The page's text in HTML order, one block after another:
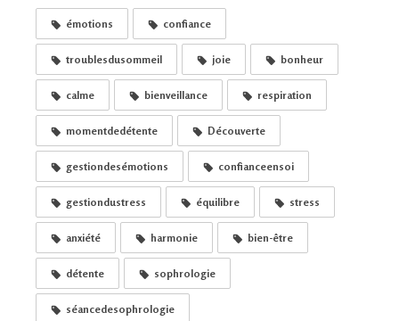
émotions confiance
troublesdusommeil joie bonheur
calme bienveillance respiration
momentdedétente Découverte
gestiondesémotions confianceensoi
gestiondustress équilibre stress
anxiété harmonie bien-être
détente sophrologie
séancedesophrologie